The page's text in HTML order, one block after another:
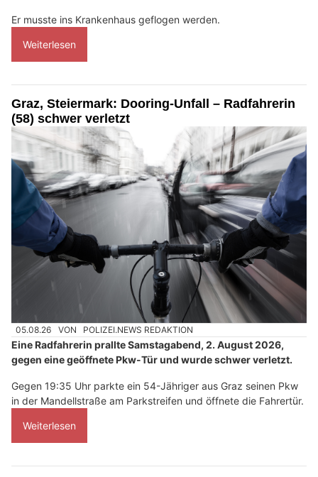
Er musste ins Krankenhaus geflogen werden.
Weiterlesen
Graz, Steiermark: Dooring-Unfall – Radfahrerin
(58) schwer verletzt
05.08.26 VON POLIZEI.NEWS REDAKTION
Eine Radfahrerin prallte Samstagabend, 2. August 2026,
gegen eine geöffnete Pkw-Tür und wurde schwer verletzt.
Gegen 19:35 Uhr parkte ein 54-Jähriger aus Graz seinen Pkw
in der Mandellstraße am Parkstreifen und öffnete die Fahrertür.
Weiterlesen